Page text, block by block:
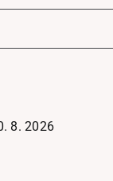
8. 2026